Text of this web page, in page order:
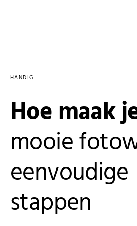
HANDIG
Hoe maak
mooie
eenvoudige
stappen